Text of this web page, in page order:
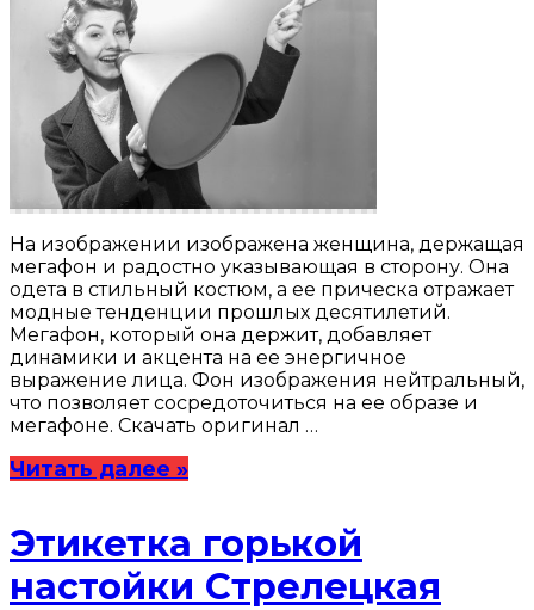
На изображении изображена женщина, держащая
мегафон и радостно указывающая в сторону. Она
одета в стильный костюм, а ее прическа отражает
модные тенденции прошлых десятилетий.
Мегафон, который она держит, добавляет
динамики и акцента на ее энергичное
выражение лица. Фон изображения нейтральный,
что позволяет сосредоточиться на ее образе и
мегафоне. Скачать оригинал …
Читать далее »
Этикетка горькой
настойки Стрелецкая